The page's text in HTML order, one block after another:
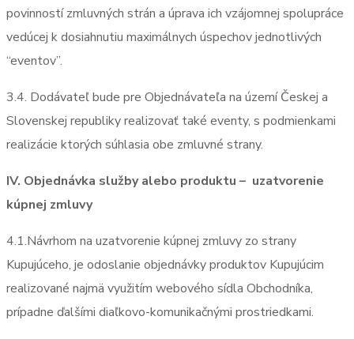
povinností zmluvných strán a úprava ich vzájomnej spolupráce
vedúcej k dosiahnutiu maximálnych úspechov jednotlivých
“eventov”.
3.4. Dodávateľ bude pre Objednávateľa na území Českej a
Slovenskej republiky realizovať také eventy, s podmienkami
realizácie ktorých súhlasia obe zmluvné strany.
IV. Objednávka služby alebo produktu – uzatvorenie
kúpnej zmluvy
4.1.Návrhom na uzatvorenie kúpnej zmluvy zo strany
Kupujúceho, je odoslanie objednávky produktov Kupujúcim
realizované najmä využitím webového sídla Obchodníka,
prípadne ďalšími diaľkovo-komunikačnými prostriedkami.